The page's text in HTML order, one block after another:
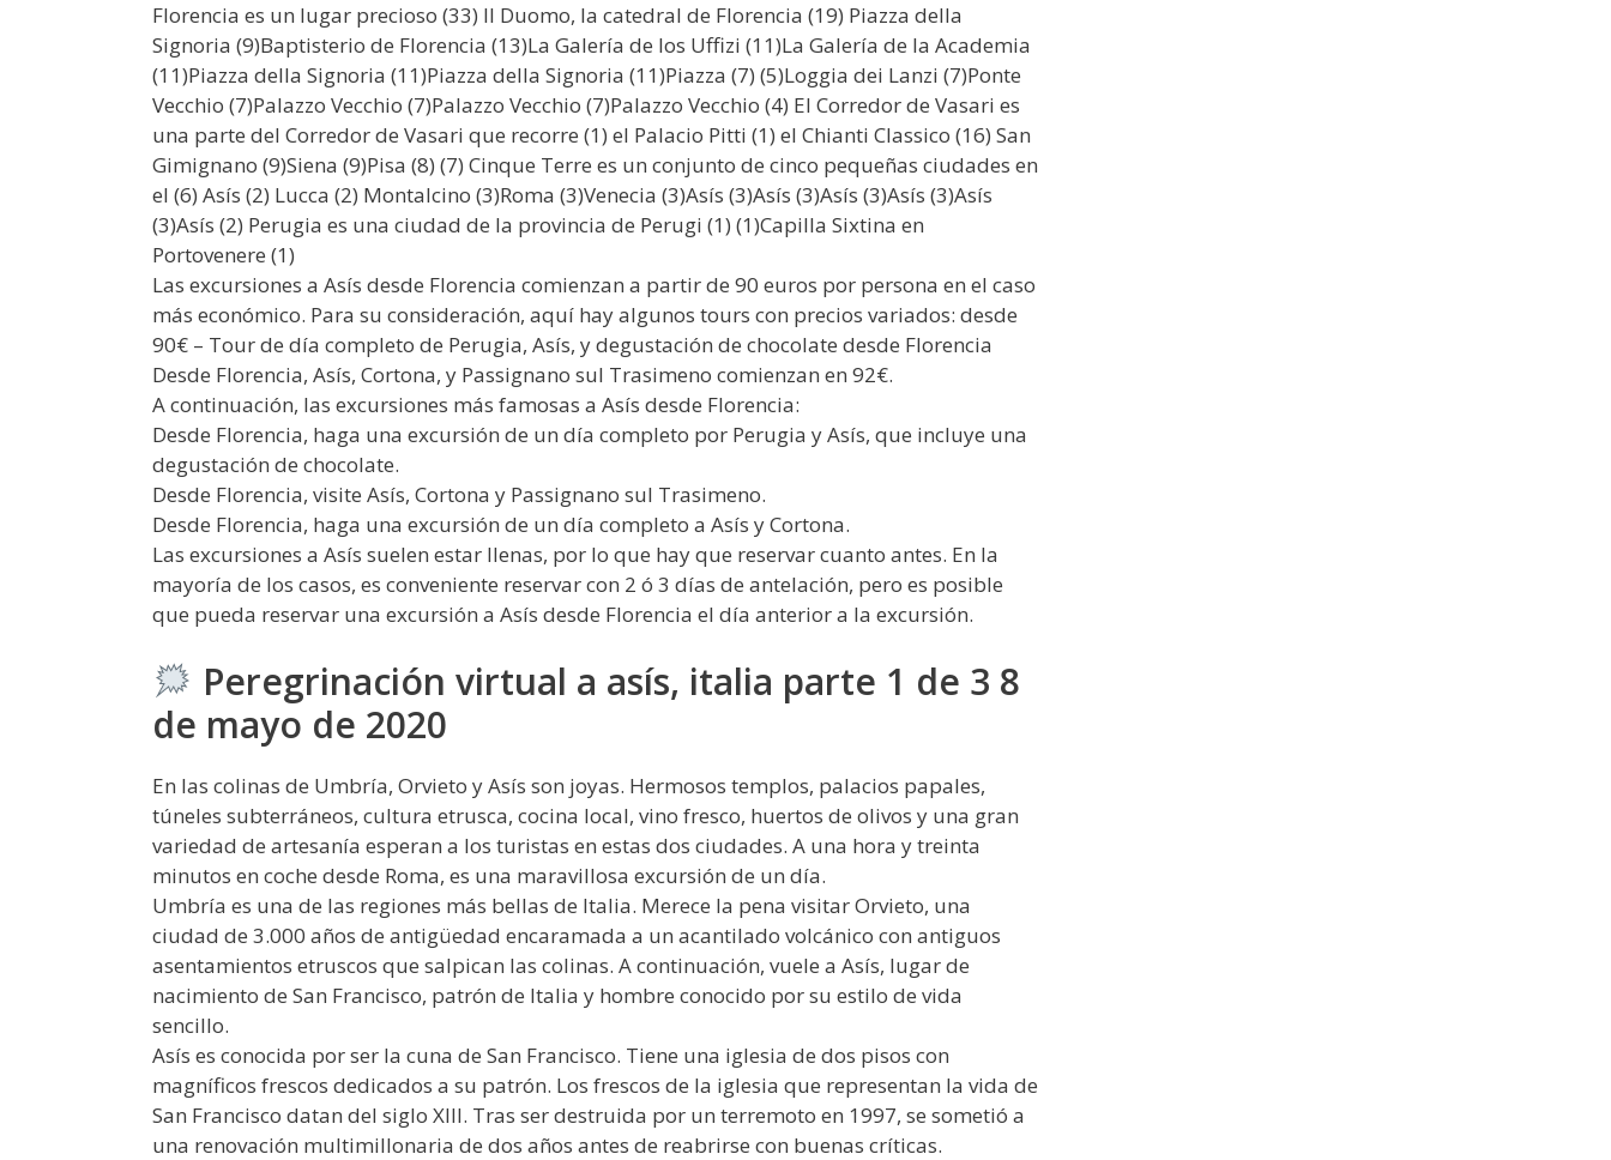
Florencia es un lugar precioso (33) Il Duomo, la catedral de Florencia (19) Piazza della
Signoria (9)Baptisterio de Florencia (13)La Galería de los Uffizi (11)La Galería de la Academia
(11)Piazza della Signoria (11)Piazza della Signoria (11)Piazza (7) (5)Loggia dei Lanzi (7)Ponte
Vecchio (7)Palazzo Vecchio (7)Palazzo Vecchio (7)Palazzo Vecchio (4) El Corredor de Vasari es
una parte del Corredor de Vasari que recorre (1) el Palacio Pitti (1) el Chianti Classico (16) San
Gimignano (9)Siena (9)Pisa (8) (7) Cinque Terre es un conjunto de cinco pequeñas ciudades en
el (6) Asís (2) Lucca (2) Montalcino (3)Roma (3)Venecia (3)Asís (3)Asís (3)Asís (3)Asís (3)Asís
(3)Asís (2) Perugia es una ciudad de la provincia de Perugi (1) (1)Capilla Sixtina en
Portovenere (1)
Las excursiones a Asís desde Florencia comienzan a partir de 90 euros por persona en el caso
más económico. Para su consideración, aquí hay algunos tours con precios variados: desde
90€ – Tour de día completo de Perugia, Asís, y degustación de chocolate desde Florencia
Desde Florencia, Asís, Cortona, y Passignano sul Trasimeno comienzan en 92€.
A continuación, las excursiones más famosas a Asís desde Florencia:
Desde Florencia, haga una excursión de un día completo por Perugia y Asís, que incluye una
degustación de chocolate.
Desde Florencia, visite Asís, Cortona y Passignano sul Trasimeno.
Desde Florencia, haga una excursión de un día completo a Asís y Cortona.
Las excursiones a Asís suelen estar llenas, por lo que hay que reservar cuanto antes. En la
mayoría de los casos, es conveniente reservar con 2 ó 3 días de antelación, pero es posible
que pueda reservar una excursión a Asís desde Florencia el día anterior a la excursión.
Peregrinación virtual a asís, italia parte 1 de 3 8
de mayo de 2020
En las colinas de Umbría, Orvieto y Asís son joyas. Hermosos templos, palacios papales,
túneles subterráneos, cultura etrusca, cocina local, vino fresco, huertos de olivos y una gran
variedad de artesanía esperan a los turistas en estas dos ciudades. A una hora y treinta
minutos en coche desde Roma, es una maravillosa excursión de un día.
Umbría es una de las regiones más bellas de Italia. Merece la pena visitar Orvieto, una
ciudad de 3.000 años de antigüedad encaramada a un acantilado volcánico con antiguos
asentamientos etruscos que salpican las colinas. A continuación, vuele a Asís, lugar de
nacimiento de San Francisco, patrón de Italia y hombre conocido por su estilo de vida
sencillo.
Asís es conocida por ser la cuna de San Francisco. Tiene una iglesia de dos pisos con
magníficos frescos dedicados a su patrón. Los frescos de la iglesia que representan la vida de
San Francisco datan del siglo XIII. Tras ser destruida por un terremoto en 1997, se sometió a
una renovación multimillonaria de dos años antes de reabrirse con buenas críticas.